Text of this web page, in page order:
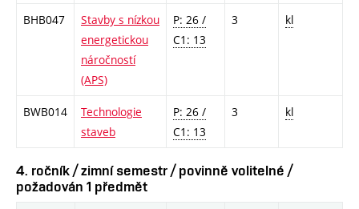
BHB047
Stavby s nízkou
energetickou
náročností
(APS)
P: 26 /
C1: 13
3 kl
BWB014
Technologie
staveb
P: 26 /
C1: 13
3 kl
4. ročník / zimní semestr / povinně volitelné /
požadován 1 předmět